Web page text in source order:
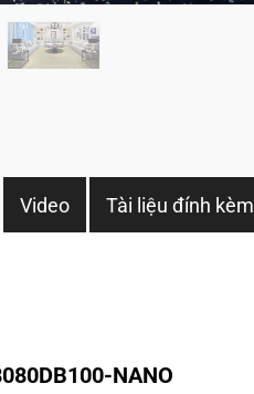
Video Tài liệu đính kèm
NANO